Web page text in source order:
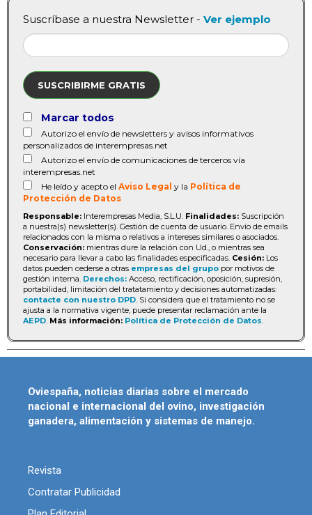
Suscríbase a nuestra Newsletter - Ver ejemplo
SUSCRIBIRME GRATIS
Marcar todos
Autorizo el envío de newsletters y avisos informativos
personalizados de interempresas.net
Autorizo el envío de comunicaciones de terceros vía
interempresas.net
He leído y acepto el Aviso Legal y la Política de
Protección de Datos
Responsable: Interempresas Media, S.L.U. Finalidades: Suscripción
a nuestra(s) newsletter(s). Gestión de cuenta de usuario. Envío de emails
relacionados con la misma o relativos a intereses similares o asociados.
Conservación: mientras dure la relación con Ud., o mientras sea
necesario para llevar a cabo las finalidades especificadas. Cesión: Los
datos pueden cederse a otras empresas del grupo por motivos de
gestión interna. Derechos: Acceso, rectificación, oposición, supresión,
portabilidad, limitación del tratatamiento y decisiones automatizadas:
contacte con nuestro DPD . Si considera que el tratamiento no se
ajusta a la normativa vigente, puede presentar reclamación ante la
AEPD Más información: Política de Protección de Datos
Oviespaña, noticias diarias sobre el mercado
nacional e internacional del ovino, investigación
ganadera, alimentación y sistemas de manejo.
Revista
Contratar Publicidad